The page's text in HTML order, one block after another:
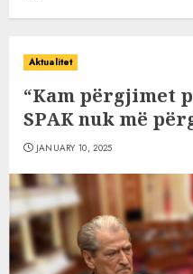
Aktualitet
“Kam përgjimet
SPAK nuk më
JANUARY 10, 2025